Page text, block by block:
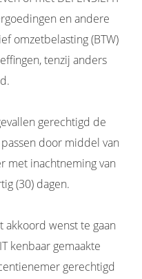
en andere
omzetbelasting (BTW)
tenzij anders
gerechtigd de
door middel van
met inachtneming van
(30) dagen.
wenst te gaan
kenbaar gemaakte
gerechtigd